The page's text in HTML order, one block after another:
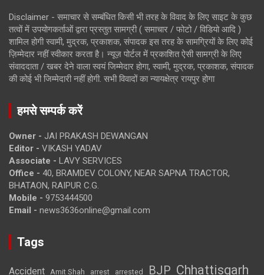
Disclaimer - समाचार से सम्बंधित किसी भी तरह के विवाद के लिए साइट के कुछ
तत्वों में उपयोगकर्ताओं द्वारा प्रस्तुत सामग्री ( समाचार / फोटो / विडियो आदि )
शामिल होगी स्वामी, मुद्रक, प्रकाशक, संपादक इस तरह के सामग्रियों के लिए कोई
ज़िम्मेदार नहीं स्वीकार करता है। न्यूज़ पोर्टल में प्रकाशित ऐसी सामग्री के लिए
संवाददाता / खबर देने वाला स्वयं जिम्मेदार होगा, स्वामी, मुद्रक, प्रकाशक, संपादक
की कोई भी जिम्मेदारी नहीं होगी. सभी विवादों का न्यायक्षेत्र रायपुर होगा
हमसे सम्पर्क करें
Owner - JAI PRAKASH DEWANGAN
Editor - VIKASH YADAV
Associate - LAVY SERVICES
Office - 40, BRAMDEV COLONY, NEAR SAPNA TRACTOR,
BHATAON, RAIPUR C.G.
Mobile - 9753444500
Email - news3636online@gmail.com
Tags
Accident Amit Shah arrest arrested BJP Chhattisgarh